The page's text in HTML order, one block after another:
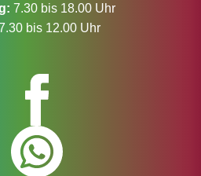
7.30 bis 18.00 Uhr
bis 12.00 Uhr